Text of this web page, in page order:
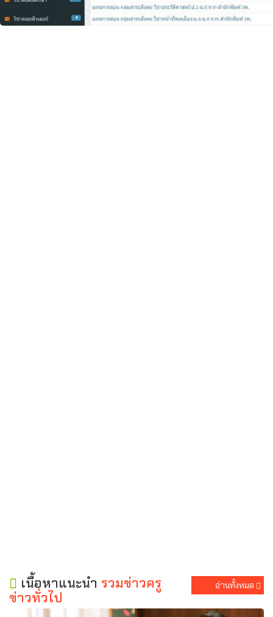
เนื้อหาแนะนำ รวมข่าวครู
ข่าวทั่วไป
อ่านทั้งหมด